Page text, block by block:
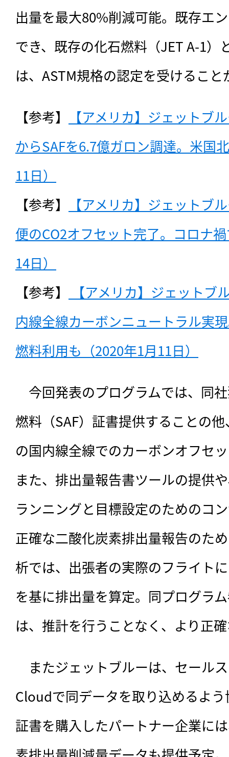
出量を最大80%削減可能。既存エ
でき、既存の化石燃料（JET A-1）
は、ASTM規格の認定を受けること
【参考】
【アメリカ】ジェットブ
からSAFを6.7億ガロン調達。米国
11日）
【参考】
【アメリカ】ジェットブ
便のCO2オフセット完了。コロナ
14日）
【参考】
【アメリカ】ジェットブ
内線全線カーボンニュートラル実
燃料利用も（2020年1月11日）
今回発表のプログラムでは、同
燃料（SAF）証書提供することの
の国内線全線でのカーボンオフセ
また、排出量報告書ツールの提供
ランニングと目標設定のためのコ
正確な二酸化炭素排出量報告のた
析では、出張者の実際のフライト
を基に排出量を算定。同プログラ
は、推計を行うことなく、より正
またジェットブルーは、セール
Cloudで同データを取り込めるよ
証書を購入したパートナー企業に